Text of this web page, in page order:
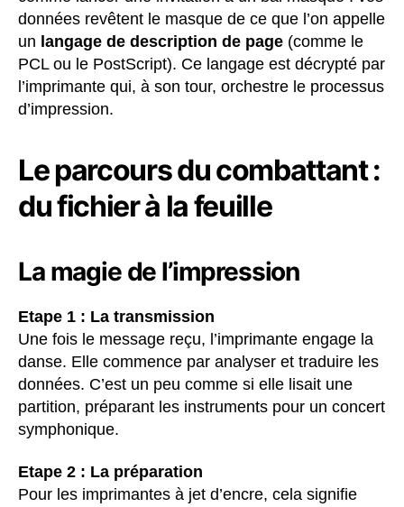
données revêtent le masque de ce que l’on appelle
un langage de description de page (comme le
PCL ou le PostScript). Ce langage est décrypté par
l’imprimante qui, à son tour, orchestre le processus
d’impression.
Le parcours du combattant :
du fichier à la feuille
La magie de l’impression
Etape 1 : La transmission
Une fois le message reçu, l’imprimante engage la
danse. Elle commence par analyser et traduire les
données. C’est un peu comme si elle lisait une
partition, préparant les instruments pour un concert
symphonique.
Etape 2 : La préparation
Pour les imprimantes à jet d’encre, cela signifie